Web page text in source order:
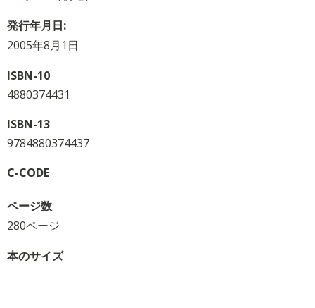
発行年月日:
2005年8月1日
ISBN-10
4880374431
ISBN-13
9784880374437
C-CODE
ページ数
280ページ
本のサイズ